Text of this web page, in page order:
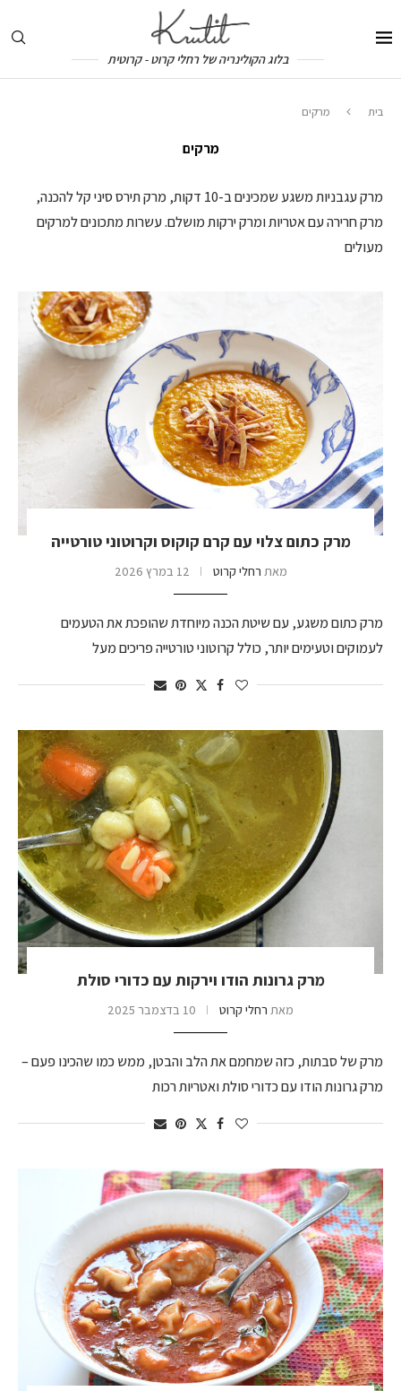
בלוג הקולינריה של רחלי קרוט - קרוטית
בית מרקים
מרקים
מרק עגבניות משגע שמכינים ב-10 דקות, מרק תירס סיני קל להכנה,
מרק חרירה עם אטריות ומרק ירקות מושלם. עשרות מתכונים למרקים
מעולים
מרק כתום צלוי עם קרם קוקוס וקרוטוני טורטייה
מאת רחלי קרוט 12 במרץ 2026
מרק כתום משגע, עם שיטת הכנה מיוחדת שהופכת את הטעמים
לעמוקים וטעימים יותר, כולל קרוטוני טורטייה פריכים מעל
מרק גרונות הודו וירקות עם כדורי סולת
מאת רחלי קרוט 10 בדצמבר 2025
מרק של סבתות, כזה שמחמם את הלב והבטן, ממש כמו שהכינו פעם –
מרק גרונות הודו עם כדורי סולת ואטריות רכות